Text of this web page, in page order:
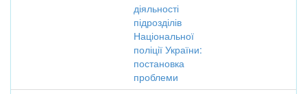
діяльності
підрозділів
Національної
поліції України:
постановка
проблеми